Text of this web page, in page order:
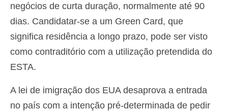
negócios de curta duração, normalmente até 90
dias. Candidatar-se a um Green Card, que
significa residência a longo prazo, pode ser visto
como contraditório com a utilização pretendida do
ESTA.
A lei de imigração dos EUA desaprova a entrada
no país com a intenção pré-determinada de pedir